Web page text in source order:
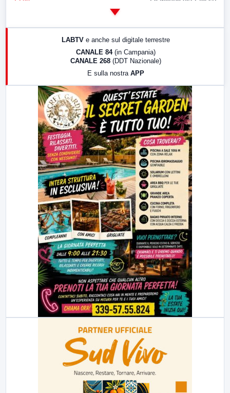
17:00 LabNews (replica)
LabNews (replica)
LABTV e anche sul digitale terrestre
CANALE 84 (in Campania)
CANALE 268 (DDT Nazionale)
E sulla nostra APP